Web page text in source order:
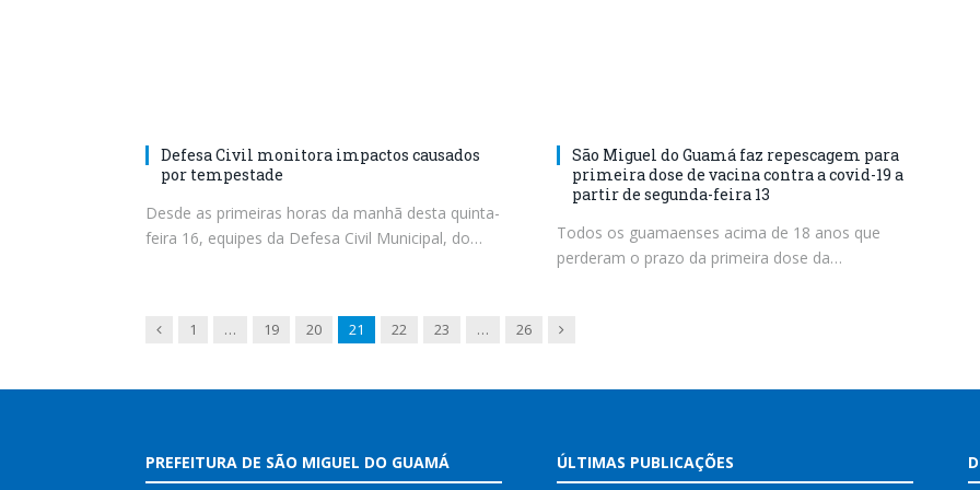
Defesa Civil monitora impactos causados
por tempestade
Desde as primeiras horas da manhã desta quinta-
feira 16, equipes da Defesa Civil Municipal, do…
São Miguel do Guamá faz repescagem para
primeira dose de vacina contra a covid-19 a
partir de segunda-feira 13
Todos os guamaenses acima de 18 anos que
perderam o prazo da primeira dose da…
Previous
1 … 19 20 21 22 23 … 26 Next
PREFEITURA DE SÃO MIGUEL DO GUAMÁ ÚLTIMAS PUBLICAÇÕES